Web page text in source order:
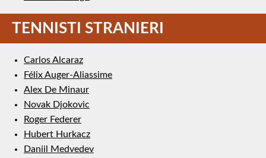
TENNISTI STRANIERI
Carlos Alcaraz
Félix Auger-Aliassime
Alex De Minaur
Novak Djokovic
Roger Federer
Hubert Hurkacz
Daniil Medvedev